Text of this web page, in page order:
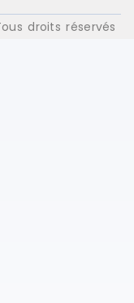
droits réservés